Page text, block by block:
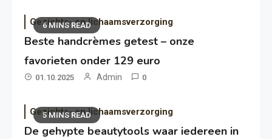
6 MINS READ
Gezichts- en lichaamsverzorging
Beste handcrèmes getest – onze
favorieten onder 129 euro
01.10.2025 Admin 0
5 MINS READ
Gezichts- en lichaamsverzorging
De gehypte beautytools waar iedereen in